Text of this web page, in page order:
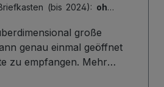
(bis 2024): ohne
Paketbox (bis 2024):
| Tür-Farbe (bis
Grey
große
genau einmal geöffnet
zu empfangen. Mehr